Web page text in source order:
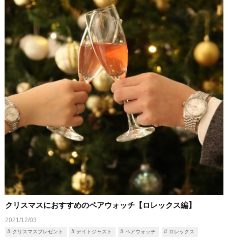
クリスマスにおすすめのペアウォッチ【ロレックス編】
2021/12/03
クリスマスプレゼント デイトジャスト ペアウォッチ ロレックス